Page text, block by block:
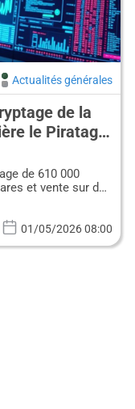
Actualités générales
de la
le Piratage
de 610 000
et vente sur des
01/05/2026 08:00